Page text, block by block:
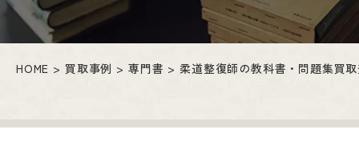
HOME 買取事例 専門書 柔道整復師の教科書・問題集買